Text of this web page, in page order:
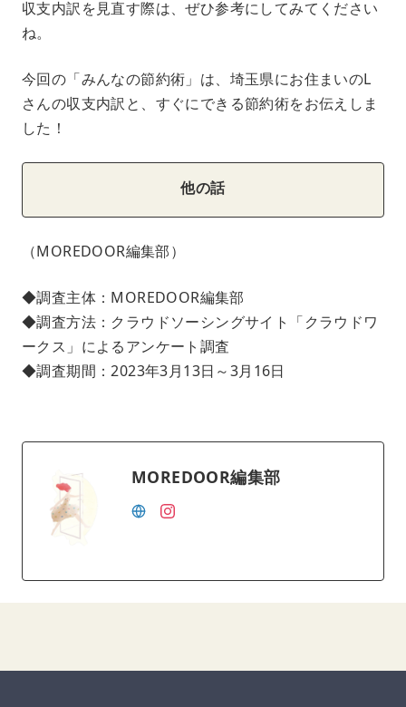
収支内訳を見直す際は、ぜひ参考にしてみてください
ね。
今回の「みんなの節約術」は、埼玉県にお住まいのL
さんの収支内訳と、すぐにできる節約術をお伝えしま
した！
他の話
（MOREDOOR編集部）
◆調査主体：MOREDOOR編集部
◆調査方法：クラウドソーシングサイト「クラウドワ
ークス」によるアンケート調査
◆調査期間：2023年3月13日～3月16日
MOREDOOR編集部